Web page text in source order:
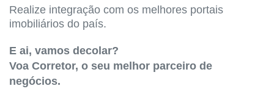
Realize integração com os melhores portais
imobiliários do país.
E ai, vamos decolar?
Voa Corretor, o seu melhor parceiro de
negócios.